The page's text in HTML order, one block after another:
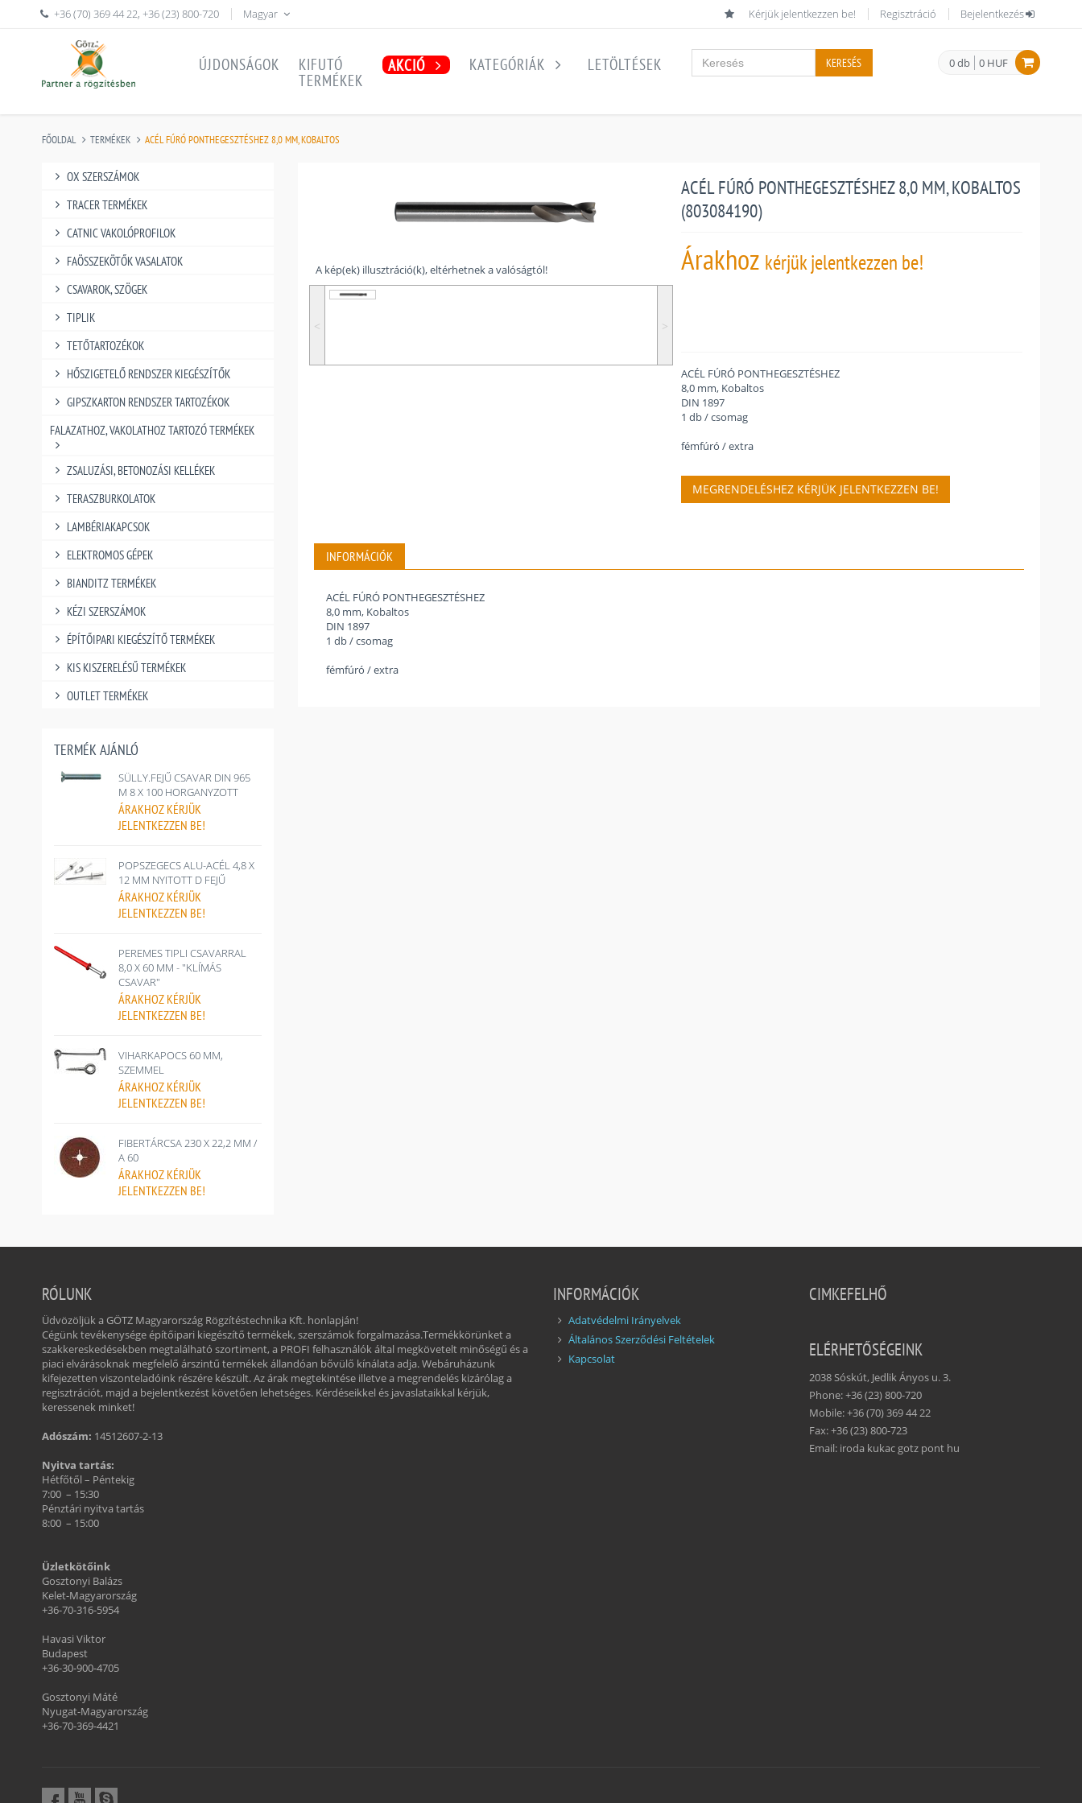
+36 (70) 369 44 22,+36 (23) 800-720 Magyar Kérjük jelentkezzen be! Regisztráció Bejelentkezés
0 db 0 HUF
ÚJDONSÁGOK
KIFUTÓ
TERMÉKEK
AKCIÓ KATEGÓRIÁK LETÖLTÉSEK KERESÉS
FŐOLDAL TERMÉKEK ACÉL FÚRÓ PONTHEGESZTÉSHEZ 8,0 MM, KOBALTOS
OX SZERSZÁMOK
TRACER TERMÉKEK
CATNIC VAKOLÓPROFILOK
FAÖSSZEKÖTŐK VASALATOK
CSAVAROK, SZÖGEK
TIPLIK
TETŐTARTOZÉKOK
HŐSZIGETELŐ RENDSZER KIEGÉSZÍTŐK
GIPSZKARTON RENDSZER TARTOZÉKOK
FALAZATHOZ, VAKOLATHOZ TARTOZÓ TERMÉKEK
ZSALUZÁSI, BETONOZÁSI KELLÉKEK
TERASZBURKOLATOK
LAMBÉRIAKAPCSOK
ELEKTROMOS GÉPEK
BIANDITZ TERMÉKEK
KÉZI SZERSZÁMOK
ÉPÍTŐIPARI KIEGÉSZÍTŐ TERMÉKEK
KIS KISZERELÉSŰ TERMÉKEK
OUTLET TERMÉKEK
TERMÉK AJÁNLÓ
SÜLLY.FEJŰ CSAVAR DIN 965
M 8 X 100 HORGANYZOTT
ÁRAKHOZ KÉRJÜK
JELENTKEZZEN BE!
POPSZEGECS ALU-ACÉL 4,8 X
12 MM NYITOTT D FEJŰ
ÁRAKHOZ KÉRJÜK
JELENTKEZZEN BE!
PEREMES TIPLI CSAVARRAL
8,0 X 60 MM - "KLÍMÁS
CSAVAR"
ÁRAKHOZ KÉRJÜK
JELENTKEZZEN BE!
VIHARKAPOCS 60 MM,
SZEMMEL
ÁRAKHOZ KÉRJÜK
JELENTKEZZEN BE!
FIBERTÁRCSA 230 X 22,2 MM /
A 60
ÁRAKHOZ KÉRJÜK
JELENTKEZZEN BE!
A kép(ek) illusztráció(k), eltérhetnek a valóságtól!
˂ ˃
ACÉL FÚRÓ PONTHEGESZTÉSHEZ 8,0 MM, KOBALTOS
(803084190)
Árakhoz kérjük jelentkezzen be!
ACÉL FÚRÓ PONTHEGESZTÉSHEZ
8,0 mm, Kobaltos
DIN 1897
1 db / csomag
fémfúró / extra
MEGRENDELÉSHEZ KÉRJÜK JELENTKEZZEN BE!
INFORMÁCIÓK
ACÉL FÚRÓ PONTHEGESZTÉSHEZ
8,0 mm, Kobaltos
DIN 1897
1 db / csomag
fémfúró / extra
RÓLUNK
Üdvözöljük a GÖTZ Magyarország Rögzítéstechnika Kft. honlapján!
Cégünk tevékenysége építőipari kiegészítő termékek, szerszámok forgalmazása.Termékkörünket a
szakkereskedésekben megtalálható szortiment, a PROFI felhasználók által megkövetelt minőségű és a
piaci elvárásoknak megfelelő árszintű termékek állandóan bővülő kínálata adja. Webáruházunk
kifejezetten viszonteladóink részére készült. Az árak megtekintése illetve a megrendelés kizárólag a
regisztrációt, majd a bejelentkezést követően lehetséges. Kérdéseikkel és javaslataikkal kérjük,
keressenek minket!
Adószám: 14512607-2-13
Nyitva tartás:
Hétfőtől – Péntekig
7:00 – 15:30
Pénztári nyitva tartás
8:00 – 15:00
Üzletkötőink
Gosztonyi Balázs
Kelet-Magyarország
+36-70-316-5954
Havasi Viktor
Budapest
+36-30-900-4705
Gosztonyi Máté
Nyugat-Magyarország
+36-70-369-4421
INFORMÁCIÓK
Adatvédelmi Irányelvek
Általános Szerződési Feltételek
Kapcsolat
CIMKEFELHŐ
ELÉRHETŐSÉGEINK
2038 Sóskút, Jedlik Ányos u. 3.
Phone: +36 (23) 800-720
Mobile: +36 (70) 369 44 22
Fax: +36 (23) 800-723
Email: iroda kukac gotz pont hu